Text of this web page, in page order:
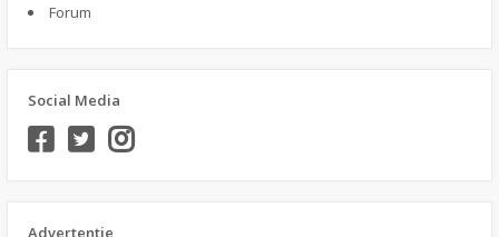
Forum
Social Media
Advertentie